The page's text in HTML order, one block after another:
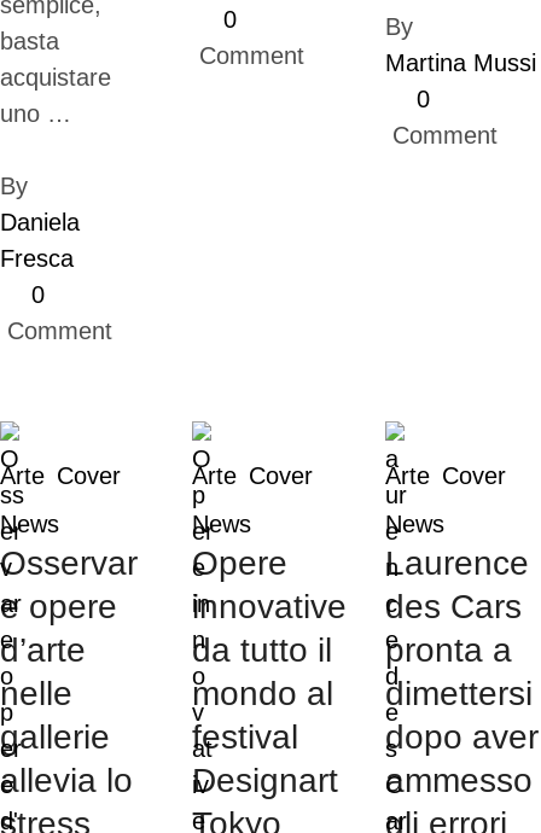
basta
acquistare
uno …
By
Daniela
Fresca
0
Comment
0
Comment
By
Martina Mussi
0
Comment
Arte Cover
News
Osservar
e opere
d’arte
nelle
gallerie
allevia lo
stress
Arte Cover
News
Opere
innovative
da tutto il
mondo al
festival
Designart
Tokyo
Arte Cover
News
Laurence
des Cars
pronta a
dimettersi
dopo aver
ammesso
gli errori